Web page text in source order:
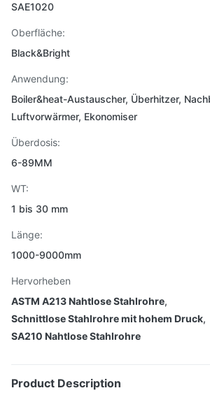
SAE1020
Oberfläche:
Black&Bright
Anwendung:
Boiler&heat-Austauscher, Überhitzer,
Luftvorwärmer, Ekonomiser
Überdosis:
6-89MM
WT:
1 bis 30 mm
Länge:
1000-9000mm
Hervorheben
ASTM A213 Nahtlose Stahlrohre,
Schnittlose Stahlrohre mit hohem Druck,
SA210 Nahtlose Stahlrohre
Product Description